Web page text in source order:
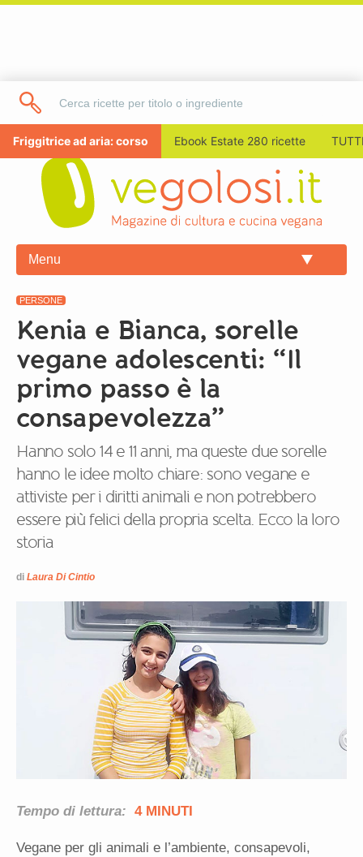
Friggitrice ad aria: corso Ebook Estate 280 ricette
Menu
PERSONE
Kenia e Bianca, sorelle
vegane adolescenti: “Il
primo passo è la
consapevolezza”
Hanno solo 14 e 11 anni, ma queste due sorelle
hanno le idee molto chiare: sono vegane e
attiviste per i diritti animali e non potrebbero
essere più felici della propria scelta. Ecco la loro
storia
di Laura Di Cintio
Tempo di lettura: 4 MINUTI
Vegane per gli animali e l’ambiente, consapevoli,